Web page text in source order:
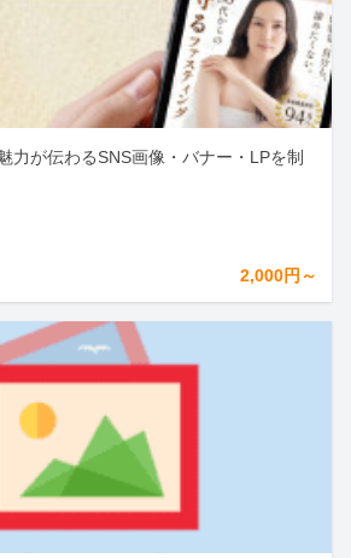
力が伝わるSNS画像・バナー・LPを制
2,000円～